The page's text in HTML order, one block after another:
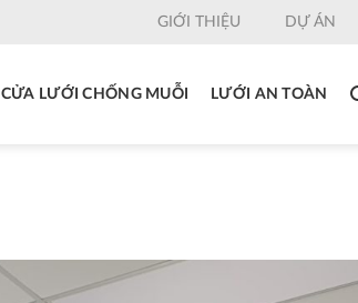
GIỚI THIỆU DỰ ÁN
CỬA LƯỚI CHỐNG MUỖI LƯỚI AN TOÀN